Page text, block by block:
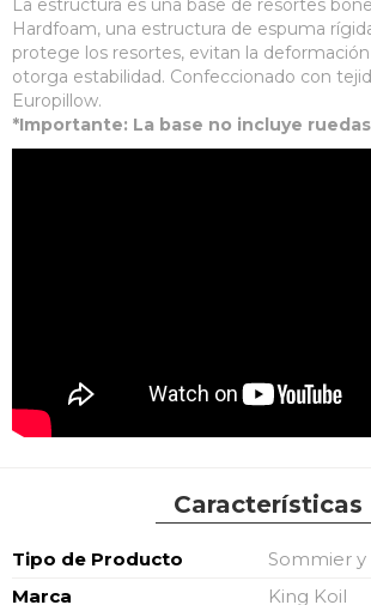
La estructura es una base de resortes
Hardfoam, una estructura de espuma
protege los resortes, evitan la
otorga estabilidad. Confeccionado con
Europillow.
*Importante: La base no incluye
Características
Características
Tipo de Producto
Sommier
Marca
King Koil